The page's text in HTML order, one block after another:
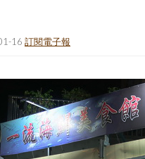
16 訂閱電子報